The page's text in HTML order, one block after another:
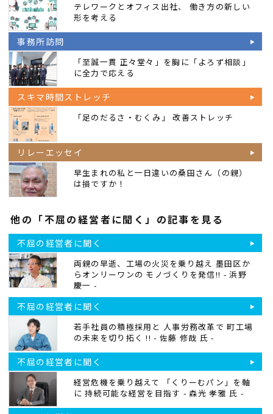
テレワークとオフィス出社、 働き方の新しい
形を考える
事務所訪問
「至誠一貫 正々堂々」を胸に「よろず相談」
に全力で応える
スキマ時間ストレッチ
「足のだるさ・むくみ」 改善ストレッチ
リレーエッセイ
早生まれの私と一日違いの桑田さん（の親）
は損ですか！
他の「不屈の経営者に聞く」の記事を見る
不屈の経営者に聞く
両親の早逝、工場の火災を乗り越え 墨田区か
らオンリーワンの モノづくりを発信!! - 浜野
慶一 -
不屈の経営者に聞く
若手社員の積極採用と 人事労務改革で 町工場
の未来を切り拓く !! - 佐藤 修哉 氏 -
不屈の経営者に聞く
経営危機を乗り越えて 「くりーむパン」を軸
に 持続可能な経営を目指す - 森光 孝雅 氏 -